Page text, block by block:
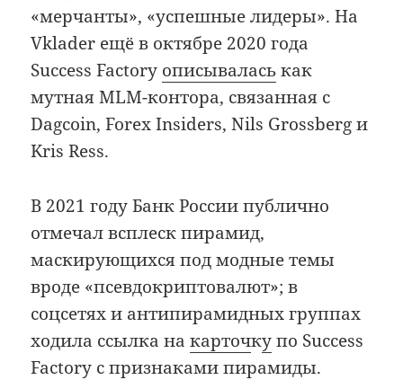
«мерчанты», «успешные лидеры». На
Vklader ещё в октябре 2020 года
Success Factory описываласькак
мутная MLM-контора, связанная с
Dagcoin, Forex Insiders, Nils Grossberg и
Kris Ress.
В 2021 году Банк России публично
отмечал всплеск пирамид,
маскирующихся под модные темы
вроде «псевдокриптовалют»; в
соцсетях и антипирамидных группах
ходила ссылка накарточкупо Success
Factory с признаками пирамиды.